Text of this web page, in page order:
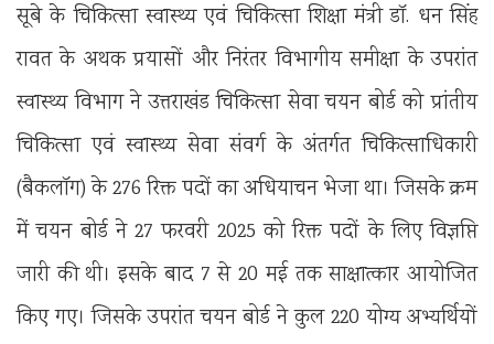
सूबे के चिकित्सा स्वास्थ्य एवं चिकित्सा शिक्षा मंत्री डॉ. धन सिंह
रावत के अथक प्रयासों और निरंतर विभागीय समीक्षा के उपरांत
स्वास्थ्य विभाग ने उत्तराखंड चिकित्सा सेवा चयन बोर्ड को प्रांतीय
चिकित्सा एवं स्वास्थ्य सेवा संवर्ग के अंतर्गत चिकित्साधिकारी
(बैकलॉग) के 276 रिक्त पदों का अधियाचन भेजा था। जिसके क्रम
में चयन बोर्ड ने 27 फरवरी 2025 को रिक्त पदों के लिए विज्ञप्ति
जारी की थी। इसके बाद 7 से 20 मई तक साक्षात्कार आयोजित
किए गए। जिसके उपरांत चयन बोर्ड ने कुल 220 योग्य अभ्यर्थियों